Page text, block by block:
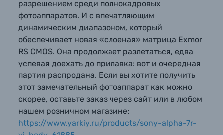
Ваш вопрос*
Прикрепить файл
Нажимая кнопку « Отправить вопрос
наобработку персональных данных.
Ваш вопрос*
Прикрепить файл
Нажимая кнопку « Отправить вопрос
наобработку персональных данных.
Оптические приборы
Электроника
Материалы
Осветительное оборудование
Фоторамки
разрешением среди полнокадровых
фотоаппаратов. И с впечатляющим
динамическим диапазоном, который
обеспечивает новая «слоеная» матрица Exmor
RS CMOS. Она продолжает разлетаться, едва
успевая доехать до прилавка: вот и очередная
партия распродана. Если вы хотите получить
этот замечательный фотоаппарат как можно
скорее, оставьте заказ через сайт или в любом
нашем розничном магазине:
https://www.yarkiy.ru/products/sony-alpha-7r-
Ваш вопрос*
Прикрепить файл
Нажимая кнопку « Отправить вопрос
наобработку персональных данных.